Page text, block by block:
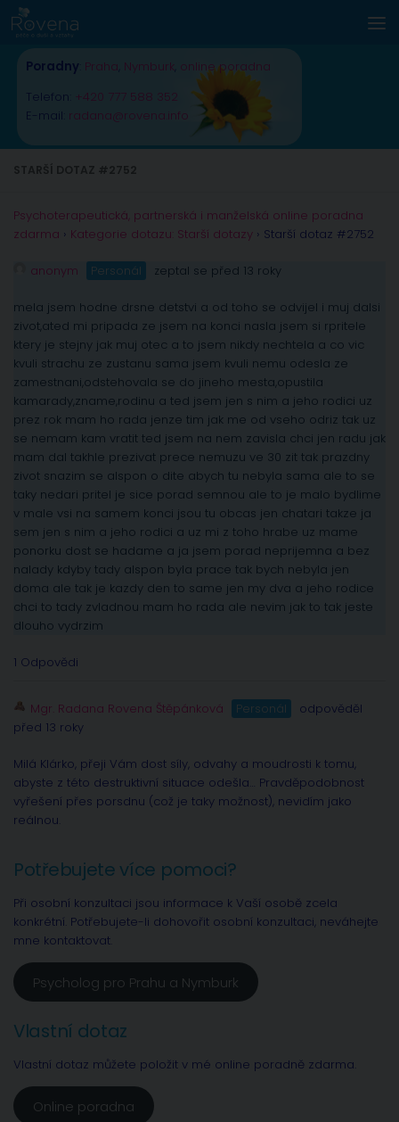
Skip to content
Poradny Praha Nymburk online poradna
Telefon: +420 777 588 352
E-mail: radana@rovena.info
Psychoterapeutická, partnerská i manželská online poradna
zdarma › Kategorie dotazu: Starší dotazy › Starší dotaz #2752
anonym Personál zeptal se před 13 roky
mela jsem hodne drsne detstvi a od toho se odvijel i muj dalsi
zivot,ated mi pripada ze jsem na konci nasla jsem si rpritele
ktery je stejny jak muj otec a to jsem nikdy nechtela a co vic
kvuli strachu ze zustanu sama jsem kvuli nemu odesla ze
zamestnani,odstehovala se do jineho mesta,opustila
kamarady,zname,rodinu a ted jsem jen s nim a jeho rodici uz
prez rok mam ho rada jenze tim jak me od vseho odriz tak uz
se nemam kam vratit ted jsem na nem zavisla chci jen radu jak
mam dal takhle prezivat prece nemuzu ve 30 zit tak prazdny
zivot snazim se alspon o dite abych tu nebyla sama ale to se
taky nedari pritel je sice porad semnou ale to je malo bydlime
v male vsi na samem konci jsou tu obcas jen chatari takze ja
sem jen s nim a jeho rodici a uz mi z toho hrabe uz mame
ponorku dost se hadame a ja jsem porad neprijemna a bez
nalady kdyby tady alspon byla prace tak bych nebyla jen
doma ale tak je kazdy den to same jen my dva a jeho rodice
chci to tady zvladnou mam ho rada ale nevim jak to tak jeste
dlouho vydrzim
1 Odpovědi
Mgr. Radana Rovena Štěpánková Personál
odpověděl
před 13 roky
Milá Klárko, přeji Vám dost síly, odvahy a moudrosti k tomu,
abyste z této destruktivní situace odešla… Pravděpodobnost
vyřešení přes porsdnu (což je taky možnost), nevidím jako
reálnou.
Potřebujete více pomoci?
Při osobní konzultaci jsou informace k Vaší osobě zcela
konkrétní. Potřebujete-li dohovořit osobní konzultaci, neváhejte
mne kontaktovat.
Psycholog pro Prahu a Nymburk
Vlastní dotaz
Vlastní dotaz můžete položit v mé online poradně zdarma.
Online poradna